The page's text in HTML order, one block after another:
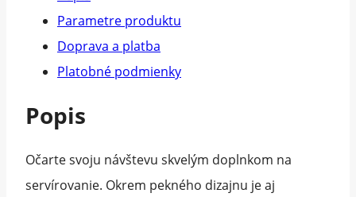
Parametre produktu
Doprava a platba
Platobné podmienky
Popis
Očarte svoju návštevu skvelým doplnkom na
servírovanie. Okrem pekného dizajnu je aj